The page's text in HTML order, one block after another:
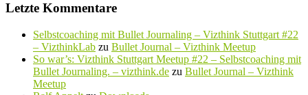
Letzte Kommentare
Selbstcoaching mit Bullet Journaling – Vizthink Stuttgart #22
– VizthinkLab zu Bullet Journal – Vizthink Meetup
So war’s: Vizthink Stuttgart Meetup #22 – Selbstcoaching mit
Bullet Journaling. – vizthink.de zu Bullet Journal – Vizthink
Meetup